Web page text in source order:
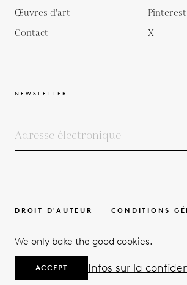
Œuvres d'art
Contact
Pinterest
X
NEWSLETTER
DROIT D'AUTEUR CONDITIONS
We only bake the good cookies.
ACCEPT Infos sur la